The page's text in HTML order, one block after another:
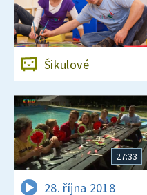
Šikulové
27:33
28. října 2018